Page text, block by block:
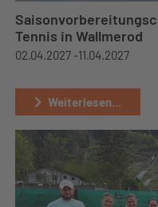
Tennis in Wallmerod
02.04.2027 -11.04.2027
Weiterlesen...